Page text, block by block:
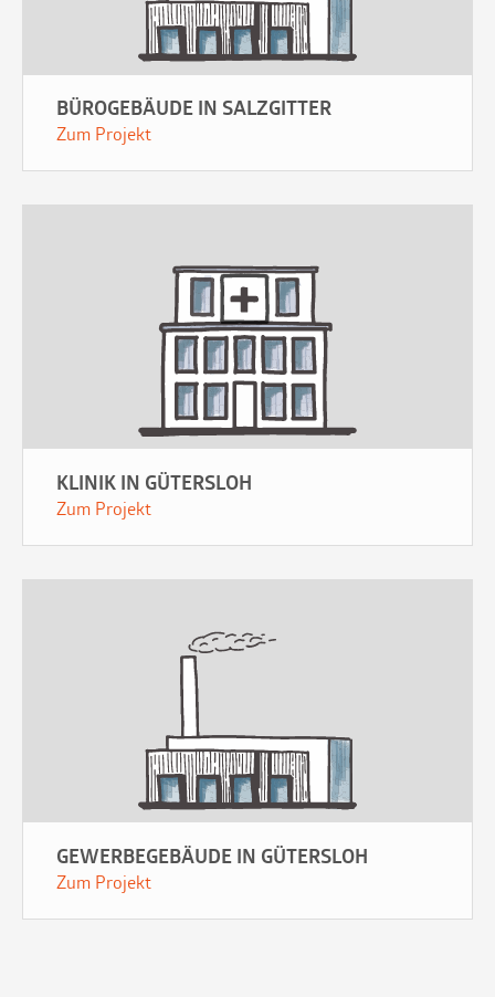
BÜROGEBÄUDE IN SALZGITTER
Zum Projekt
KLINIK IN GÜTERSLOH
Zum Projekt
GEWERBEGEBÄUDE IN GÜTERSLOH
Zum Projekt